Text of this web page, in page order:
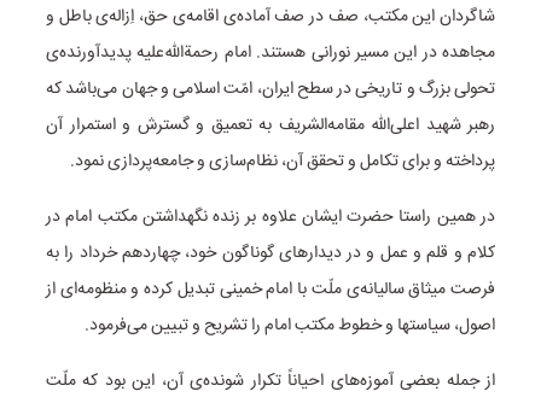
شاگردان این مکتب، صف در صف آماده‌ی اقامه‌ی حق، اِزاله‌ی باطل و
مجاهده در این مسیر نورانی هستند. امام رحمة‌الله‌علیه پدیدآورنده‌‌ی
تحولی بزرگ و تاریخی در سطح ایران، امّت اسلامی و جهان می‌باشد که
رهبر شهید اعلی‌الله مقامه‌الشریف به تعمیق و گسترش و استمرار آن
پرداخته و برای تکامل و تحقق آن، نظام‌سازی و جامعه‌پردازی نمود.
در همین راستا حضرت ایشان علاوه بر زنده نگهداشتن مکتب امام در
کلام و قلم و عمل و در دیدارهای گوناگون خود، چهاردهم خرداد را به
فرصت میثاق سالیانه‌ی ملّت با امام خمینی تبدیل کرده و منظومه‌ای از
اصول، سیاستها و خطوط مکتب امام را تشریح و تبیین می‌فرمود.
از جمله بعضی آموزه‌های احیاناً تکرار شونده‌ی آن، این بود که ملّت